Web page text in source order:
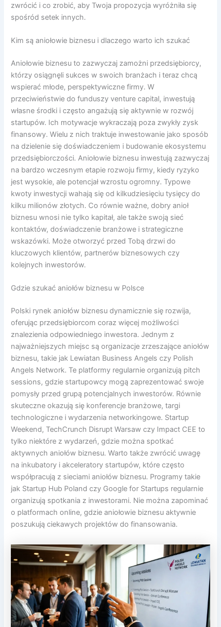
zwrócić i co zrobić, aby Twoja propozycja wyróżniła się
spośród setek innych.
Kim są aniołowie biznesu i dlaczego warto ich szukać
Aniołowie biznesu to zazwyczaj zamożni przedsiębiorcy,
którzy osiągnęli sukces w swoich branżach i teraz chcą
wspierać młode, perspektywiczne firmy. W
przeciwieństwie do funduszy venture capital, inwestują
własne środki i często angażują się aktywnie w rozwój
startupów. Ich motywacje wykraczają poza zwykły zysk
finansowy. Wielu z nich traktuje inwestowanie jako sposób
na dzielenie się doświadczeniem i budowanie ekosystemu
przedsiębiorczości. Aniołowie biznesu inwestują zazwyczaj
na bardzo wczesnym etapie rozwoju firmy, kiedy ryzyko
jest wysokie, ale potencjał wzrostu ogromny. Typowe
kwoty inwestycji wahają się od kilkudziesięciu tysięcy do
kilku milionów złotych. Co równie ważne, dobry anioł
biznesu wnosi nie tylko kapitał, ale także swoją sieć
kontaktów, doświadczenie branżowe i strategiczne
wskazówki. Może otworzyć przed Tobą drzwi do
kluczowych klientów, partnerów biznesowych czy
kolejnych inwestorów.
Gdzie szukać aniołów biznesu w Polsce
Polski rynek aniołów biznesu dynamicznie się rozwija,
oferując przedsiębiorcom coraz więcej możliwości
znalezienia odpowiedniego inwestora. Jednym z
najważniejszych miejsc są organizacje zrzeszające aniołów
biznesu, takie jak Lewiatan Business Angels czy Polish
Angels Network. Te platformy regularnie organizują pitch
sessions, gdzie startupowcy mogą zaprezentować swoje
pomysły przed grupą potencjalnych inwestorów. Równie
skuteczne okazują się konferencje branżowe, targi
technologiczne i wydarzenia networkingowe. Startup
Weekend, TechCrunch Disrupt Warsaw czy Impact CEE to
tylko niektóre z wydarzeń, gdzie można spotkać
aktywnych aniołów biznesu. Warto także zwrócić uwagę
na inkubatory i akceleratory startupów, które często
współpracują z sieciami aniołów biznesu. Programy takie
jak Startup Hub Poland czy Google for Startups regularnie
organizują spotkania z inwestorami. Nie można zapominać
o platformach online, gdzie aniołowie biznesu aktywnie
poszukują ciekawych projektów do finansowania.